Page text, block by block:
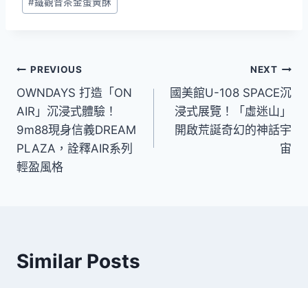
文
章
導
覽
PREVIOUS
OWNDAYS 打造「ON
AIR」沉浸式體驗！
9m88現身信義DREAM
PLAZA，詮釋AIR系列
輕盈風格
NEXT
國美館U-108 SPACE沉
浸式展覽！「虛迷山」
開啟荒誕奇幻的神話宇
宙
Similar Posts